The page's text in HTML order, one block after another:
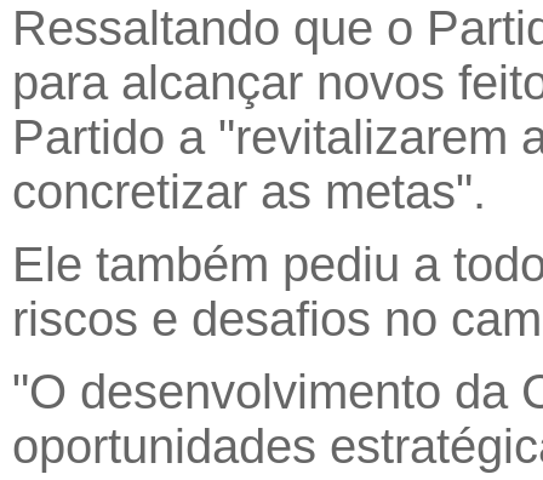
Ressaltando que o
para alcançar novos
Partido a "revitalizarem
concretizar as metas".
Ele também pediu a
riscos e desafios no
"O desenvolvimento da
oportunidades